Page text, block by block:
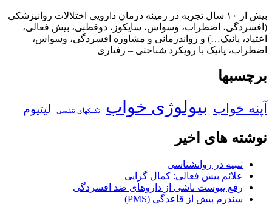
بیش از ۱۰ سال تجربه در زمینه درمان دارویی اختلالات روانپزشکی
(افسردگی، اضطراب، وسواس، سایکوز، دوقطبی، بیش فعالی،
اعتیاد، پانیک…) و رواندرمانی و مشاوره افسردگی، وسواس،
اضطراب، پانیک با رویکرد شناختی – رفتاری
برچسبها
آپنه خواب بیولوژی خواب تکنیکهای تنفسی لیتیوم
نوشته های اخیر
تنبیه در روانشناسی
علائم بیش فعالی: کمال گرایی
رفع یبوست ناشی از داروهای ضد افسردگی
سندرم پیش از قاعدگی (PMS)